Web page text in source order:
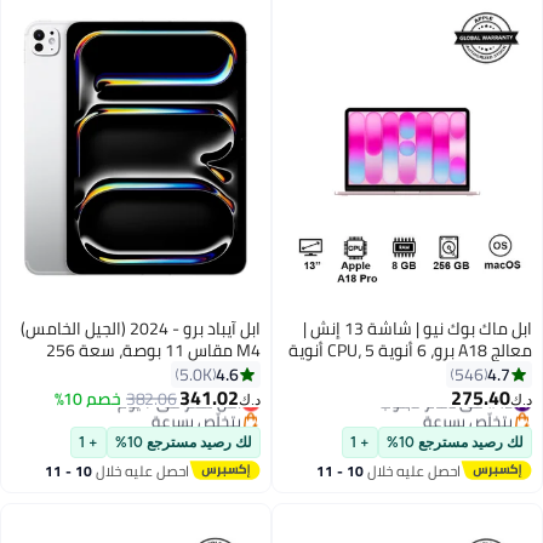
ابل ماك بوك نيو | شاشة 13 إنش |
معالج A18 برو، 6 أنوية CPU، 5 أنوية
جيجابايت SSD | لوحة مفاتيح إنجليزية
وعربية |
4.7
546
د.ك‏275.40
#42 في دفاتر لابتوب
بتخلّص بسرعة
#42 في دفاتر لابتوب
لك رصيد مسترجع 10% + 1
احصل عليه خلال 10 - 11
ابل آيباد برو - 2024 (الجيل الخامس)
M4 مقاس 11 بوصة، سعة 256
جيجابايت، واي فاي، فضي مع زجاج
قياسي - الإصدار العالمي
4.6
5.0K
د.ك‏341.02
382.06خصم 10% أقل سعر في 7 يوم
بتخلّص بسرعة
أقل سعر في 7 يوم
لك رصيد مسترجع 10% + 1
احصل عليه خلال 10 - 11